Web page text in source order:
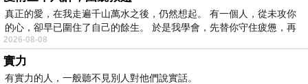
真正的愛，在我走遍千山萬水之後，仍然想起。 有一個人，從未攻你
的心，卻早已圍住了自己的餘生。 於是我學會，先替你守住疲憊，再
2026-08-08
實力
有實力的人，一般聽不見別人對他們說實話。